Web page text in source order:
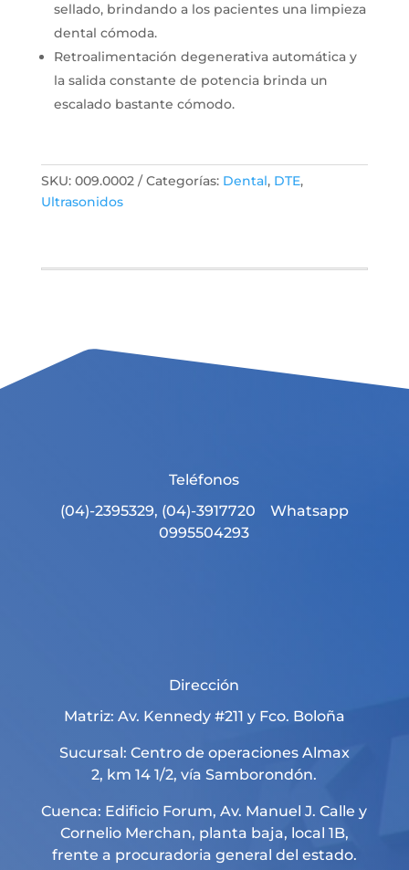
sellado, brindando a los pacientes una limpieza
dental cómoda.
Retroalimentación degenerativa automática y
la salida constante de potencia brinda un
escalado bastante cómodo.
SKU: 009.0002 Categorías: Dental, DTE,
Ultrasonidos
Teléfonos
(04)-2395329, (04)-3917720 Whatsapp
0995504293
Dirección
Matriz: Av. Kennedy #211 y Fco. Boloña
Sucursal: Centro de operaciones Almax
2, km 14 1/2, vía Samborondón.
Cuenca: Edificio Forum, Av. Manuel J. Calle y
Cornelio Merchan, planta baja, local 1B,
frente a procuradoria general del estado.